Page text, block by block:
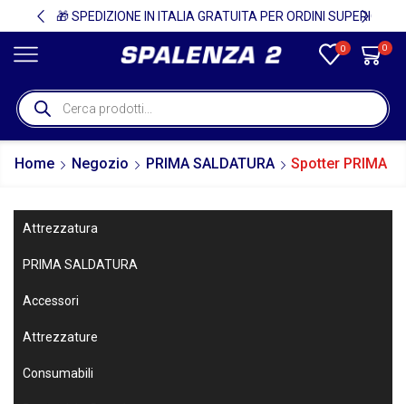
🎁 SPEDIZIONE IN ITALIA GRATUITA PER ORDINI SUPERIORI A 750€ + IVA 🎁
0 0
Home Negozio PRIMA SALDATURA Spotter PRIMA
Attrezzatura
PRIMA SALDATURA
Accessori
Attrezzature
Consumabili